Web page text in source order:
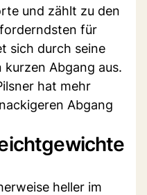
und zählt zu den
für
sich durch seine
kurzen Abgang aus.
hat mehr
Abgang
heller im